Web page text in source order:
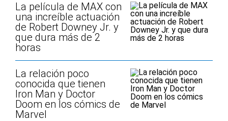
La película de MAX con
una increíble actuación
de Robert Downey Jr. y
que dura más de 2
horas
La relación poco
conocida que tienen
Iron Man y Doctor
Doom en los cómics de
Marvel